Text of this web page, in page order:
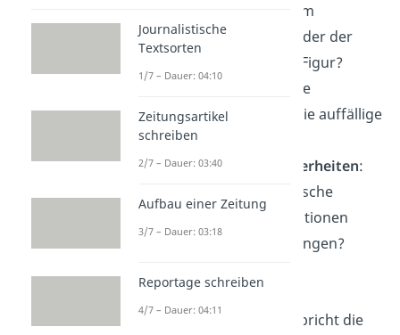
Besonderheiten beim
Gesichtsausdruck oder der
Körpersprache der Figur?
Macht sie besondere
Bewegungen? Hat sie auffällige
Ticks?
Psychische Besonderheiten:
Hat die Figur psychische
Probleme, Halluzinationen
oder Wahnvorstellungen?
Sprache
Sprechweise
: Wie spricht die
Journalistische
Textsorten
1/7 – Dauer: 04:10
Zeitungsartikel
schreiben
2/7 – Dauer: 03:40
Aufbau einer Zeitung
3/7 – Dauer: 03:18
Reportage schreiben
4/7 – Dauer: 04:11